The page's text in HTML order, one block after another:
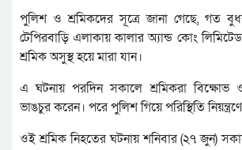
পুলিশ ও শ্রমিকদের সূত্রে জানা গেছে, গত
টেপিরবাড়ি এলাকায় কালার অ্যান্ড কোং
শ্রমিক অসুস্থ হয়ে মারা যান।
এ ঘটনায় পরদিন সকালে শ্রমিকরা বিক্ষোভ
ভাঙচুর করেন। পরে পুলিশ গিয়ে পরিস্থিতি
ওই শ্রমিক নিহতের ঘটনায় শনিবার (২৭ জুন)